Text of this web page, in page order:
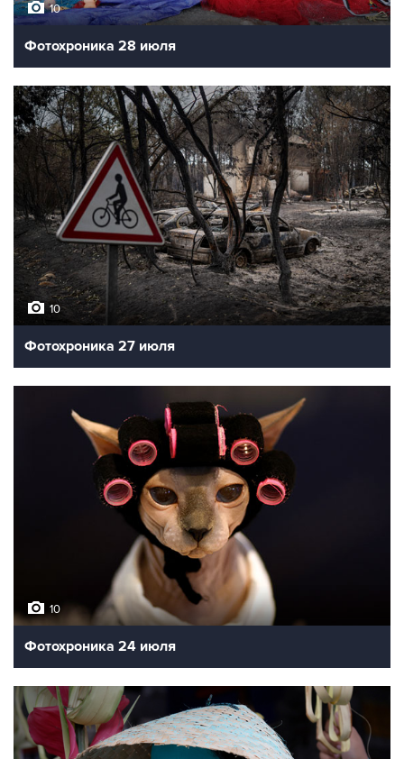
10
Фотохроника 28 июля
10
Фотохроника 27 июля
10
Фотохроника 24 июля